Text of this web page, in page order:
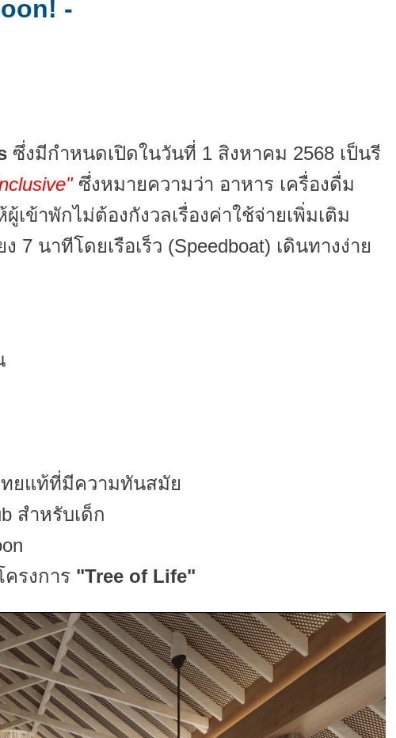
-
ซึ่งมีกำหนดเปิดในวันที่ 1 สิงหาคม 2568 เป็นรี
ซึ่งหมายความว่า อาหาร เครื่องดื่ม
ข้าพักไม่ต้องกังวลเรื่องค่าใช้จ่ายเพิ่มเติม
นาทีโดยเรือเร็ว (Speedboat) เดินทางง่าย
ทยแท้ที่มีความทันสมัย
สำหรับเด็ก
รงการ "Tree of Life"